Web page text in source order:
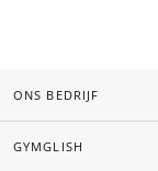
ONS BEDRIJF
GYMGLISH